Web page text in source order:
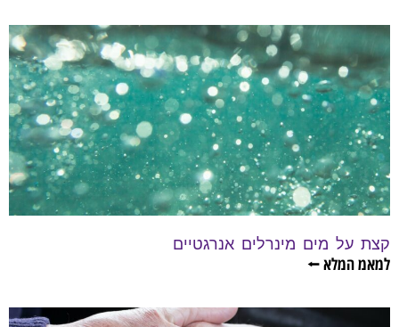
קצת על מים מינרלים אנרגטיים
למאמ המלא ⭠